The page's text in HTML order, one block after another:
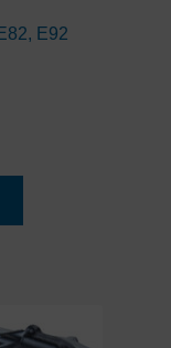
E92